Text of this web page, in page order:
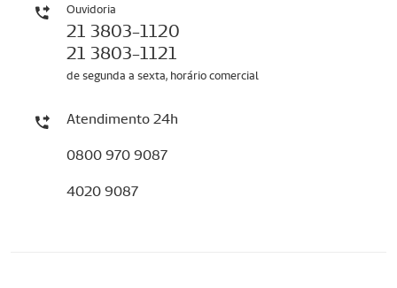
Ouvidoria
21 3803-1120
21 3803-1121
de segunda a sexta, horário comercial
Atendimento 24h
0800 970 9087
4020 9087